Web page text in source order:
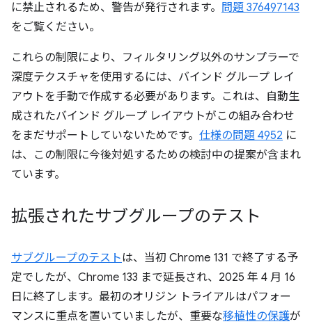
に禁止されるため、警告が発行されます。 問題 376497143
をご覧ください。
これらの制限により、フィルタリング以外のサンプラーで
深度テクスチャを使用するには、バインド グループ レイ
アウトを手動で作成する必要があります。これは、自動生
成されたバインド グループ レイアウトがこの組み合わせ
をまだサポートしていないためです。 仕様の問題 4952 に
は、この制限に今後対処するための検討中の提案が含まれ
ています。
拡張されたサブグループのテスト
サブグループのテストは、当初 Chrome 131 で終了する予
定でしたが、Chrome 133 まで延長され、2025 年 4 月 16
日に終了します。最初のオリジン トライアルはパフォー
マンスに重点を置いていましたが、重要な移植性の保護が